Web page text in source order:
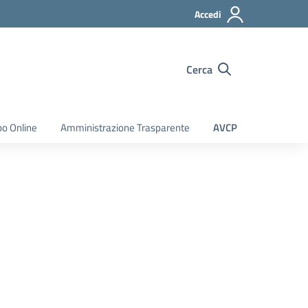
Accedi
Cerca
Online Amministrazione Trasparente AVCP